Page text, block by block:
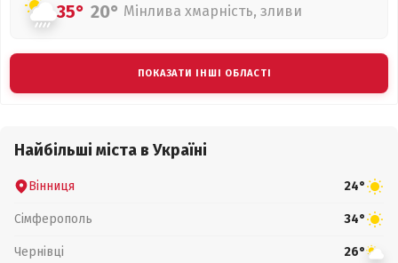
35° 20° Мінлива хмарність, зливи
ПОКАЗАТИ ІНШІ ОБЛАСТІ
Найбільші міста в Україні
Вінниця 24°
Сімферополь 34°
Чернівці 26°